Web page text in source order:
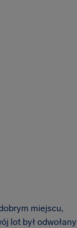
miejscu,
lot był odwołany